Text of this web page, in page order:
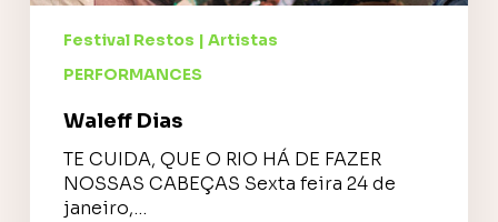
Festival Restos | Artistas
PERFORMANCES
Waleff Dias
TE CUIDA, QUE O RIO HÁ DE FAZER
NOSSAS CABEÇAS Sexta feira 24 de
janeiro,…